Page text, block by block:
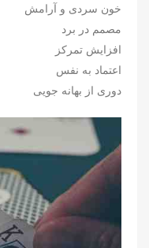
خون سردی و آرامش
مصمم در برد
افزایش تمرکز
اعتماد به نفس
دوری از بهانه جویی